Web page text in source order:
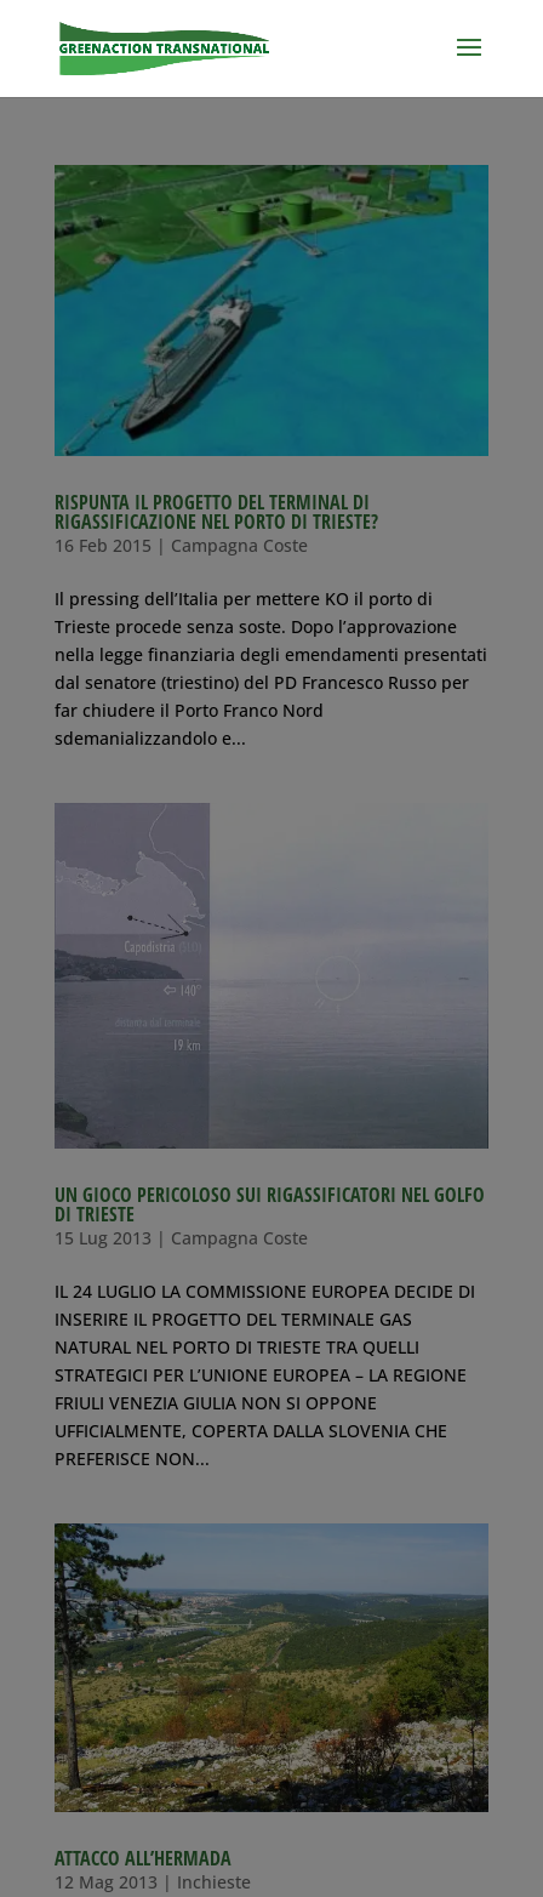
RISPUNTA IL PROGETTO DEL TERMINAL DI
RIGASSIFICAZIONE NEL PORTO DI TRIESTE?
16 Feb 2015 | Campagna Coste
Il pressing dell’Italia per mettere KO il porto di
Trieste procede senza soste. Dopo l’approvazione
nella legge finanziaria degli emendamenti presentati
dal senatore (triestino) del PD Francesco Russo per
far chiudere il Porto Franco Nord
sdemanializzandolo e...
UN GIOCO PERICOLOSO SUI RIGASSIFICATORI NEL GOLFO
DI TRIESTE
15 Lug 2013 | Campagna Coste
IL 24 LUGLIO LA COMMISSIONE EUROPEA DECIDE DI
INSERIRE IL PROGETTO DEL TERMINALE GAS
NATURAL NEL PORTO DI TRIESTE TRA QUELLI
STRATEGICI PER L’UNIONE EUROPEA – LA REGIONE
FRIULI VENEZIA GIULIA NON SI OPPONE
UFFICIALMENTE, COPERTA DALLA SLOVENIA CHE
PREFERISCE NON...
ATTACCO ALL’HERMADA
12 Mag 2013 | Inchieste